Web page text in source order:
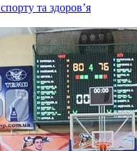
та здоров’я